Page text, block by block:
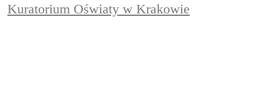
Kuratorium Oświaty w Krakowie